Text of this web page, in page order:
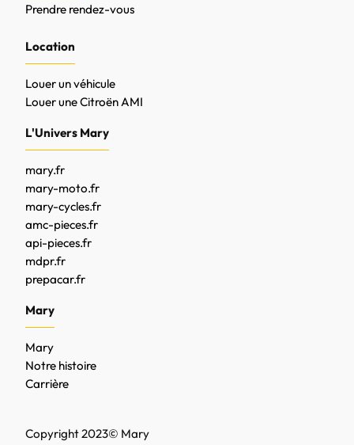
Prendre rendez-vous
Location
Louer un véhicule
Louer une Citroën AMI
L'Univers Mary
mary.fr
mary-moto.fr
mary-cycles.fr
amc-pieces.fr
api-pieces.fr
mdpr.fr
prepacar.fr
Mary
Mary
Notre histoire
Carrière
Copyright 2023© Mary